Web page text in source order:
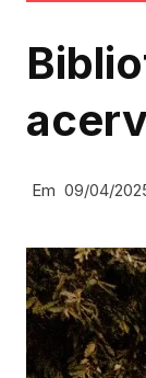
Em 09/04/